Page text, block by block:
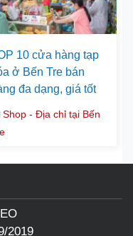
10 cửa hàng tạp
ở Bến Tre bán
đa dạng, giá tốt
Shop - Địa chỉ tại Bến
2019